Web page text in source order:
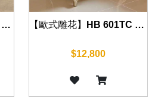
【歐式雕花】HB 701TC 床頭櫃 (華麗金) 55cm 【歐式雕花】HB 601TC 床頭櫃 (華麗金) 60cm
$12,800